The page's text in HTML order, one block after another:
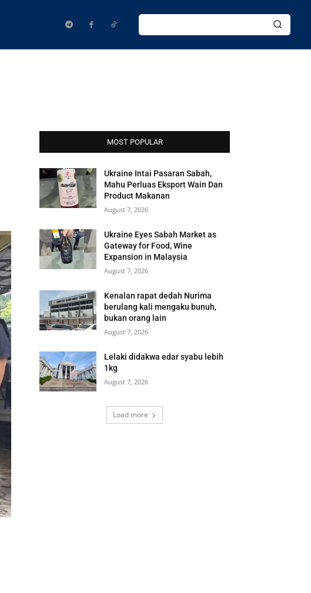
MOST POPULAR
Ukraine Intai Pasaran Sabah,
Mahu Perluas Eksport Wain Dan
Product Makanan
August 7, 2026
Ukraine Eyes Sabah Market as
Gateway for Food, Wine
Expansion in Malaysia
August 7, 2026
Kenalan rapat dedah Nurima
berulang kali mengaku bunuh,
bukan orang lain
August 7, 2026
Lelaki didakwa edar syabu lebih
1kg
August 7, 2026
Load more